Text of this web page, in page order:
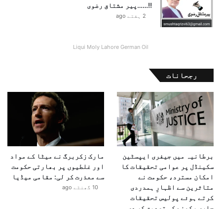
!!……پیر مشتاق رضوی
2 ہفتے ago
Liqui Moly Lahore German Oil
رجحانات
برطانیہ میں جیفری ایپسٹین
سکینڈل پر عوامی تحقیقات کا
امکان مسترد، حکومت نے
متاثرین سے اظہارِ ہمدردی
کرتے ہوئے پولیس تحقیقات
مارک زکربرگ نے میٹا کے مواد
اور غلطیوں پر بھارتی حکومت
سے معذرت کر لی: مقامی میڈیا
10 گھنٹے ago